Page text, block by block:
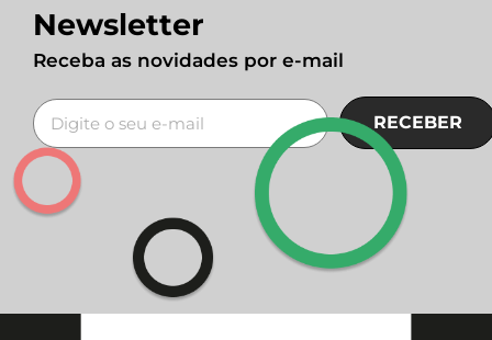
Newsletter
Receba as novidades por e-mail
RECEBER